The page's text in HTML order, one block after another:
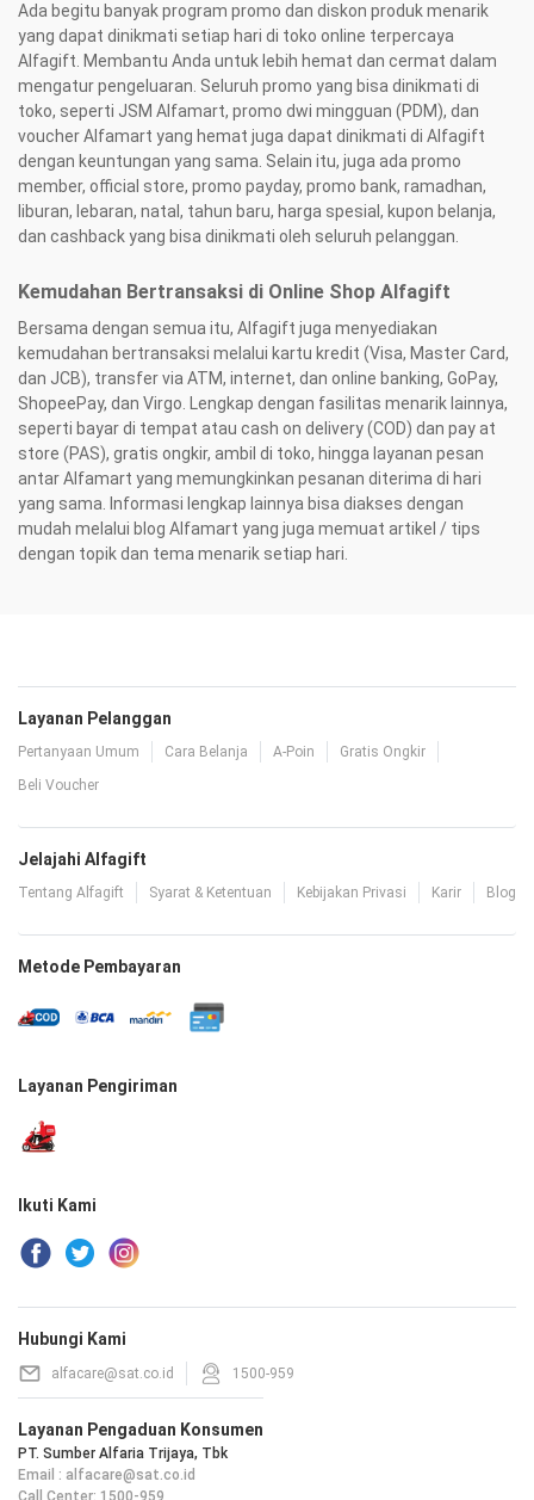
Ada begitu banyak program promo dan diskon produk menarik
yang dapat dinikmati setiap hari di toko online terpercaya
Alfagift. Membantu Anda untuk lebih hemat dan cermat dalam
mengatur pengeluaran. Seluruh promo yang bisa dinikmati di
toko, seperti JSM Alfamart, promo dwi mingguan (PDM), dan
voucher Alfamart yang hemat juga dapat dinikmati di Alfagift
dengan keuntungan yang sama. Selain itu, juga ada promo
member, official store, promo payday, promo bank, ramadhan,
liburan, lebaran, natal, tahun baru, harga spesial, kupon belanja,
dan cashback yang bisa dinikmati oleh seluruh pelanggan.
Kemudahan Bertransaksi di Online Shop Alfagift
Bersama dengan semua itu, Alfagift juga menyediakan
kemudahan bertransaksi melalui kartu kredit (Visa, Master Card,
dan JCB), transfer via ATM, internet, dan online banking, GoPay,
ShopeePay, dan Virgo. Lengkap dengan fasilitas menarik lainnya,
seperti bayar di tempat atau cash on delivery (COD) dan pay at
store (PAS), gratis ongkir, ambil di toko, hingga layanan pesan
antar Alfamart yang memungkinkan pesanan diterima di hari
yang sama. Informasi lengkap lainnya bisa diakses dengan
mudah melalui blog Alfamart yang juga memuat artikel / tips
dengan topik dan tema menarik setiap hari.
Layanan Pelanggan
Pertanyaan Umum Cara Belanja A-Poin
Gratis Ongkir
Beli Voucher
Jelajahi Alfagift
Tentang Alfagift Syarat & Ketentuan Kebijakan Privasi Karir Blog
Metode Pembayaran
Layanan Pengiriman
Ikuti Kami
Hubungi Kami
alfacare@sat.co.id 1500-959
Layanan Pengaduan Konsumen
PT. Sumber Alfaria Trijaya, Tbk
Email : alfacare@sat.co.id